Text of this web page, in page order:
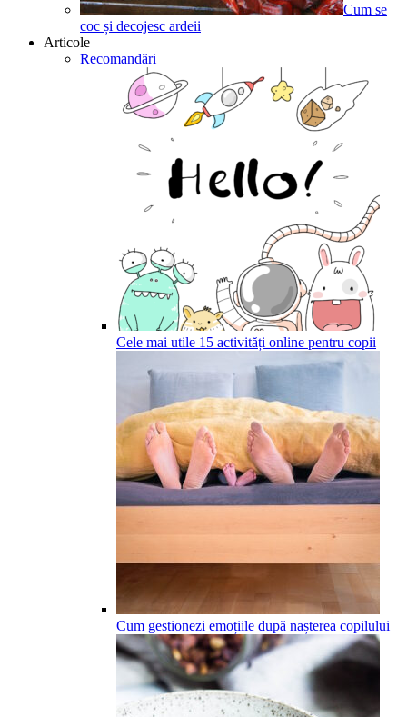
Cum se
coc și decojesc ardeii
Articole
Recomandări
Cele mai utile 15 activități online pentru copii
Cum gestionezi emoțiile după nașterea copilului